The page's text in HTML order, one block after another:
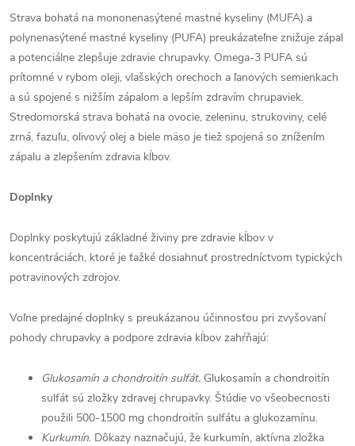
Strava bohatá na mononenasýtené mastné kyseliny (MUFA) a
polynenasýtené mastné kyseliny (PUFA) preukázateľne znižuje zápal
a potenciálne zlepšuje zdravie chrupavky. Omega-3 PUFA sú
prítomné v rybom oleji, vlašských orechoch a ľanových semienkach
a sú spojené s nižším zápalom a lepším zdravím chrupaviek.
Stredomorská strava bohatá na ovocie, zeleninu, strukoviny, celé
zrná, fazuľu, olivový olej a biele mäso je tiež spojená so znížením
zápalu a zlepšením zdravia kĺbov.
Doplnky
Doplnky poskytujú základné živiny pre zdravie kĺbov v
koncentráciách, ktoré je ťažké dosiahnuť prostredníctvom typických
potravinových zdrojov.
Voľne predajné doplnky s preukázanou účinnosťou pri zvyšovaní
pohody chrupavky a podpore zdravia kĺbov zahŕňajú:
Glukosamín a chondroitín sulfát. Glukosamín a chondroitín
sulfát sú zložky zdravej chrupavky. Štúdie vo všeobecnosti
použili 500-1500 mg chondroitín sulfátu a glukozamínu.
Kurkumín. Dôkazy naznačujú, že kurkumín, aktívna zložka